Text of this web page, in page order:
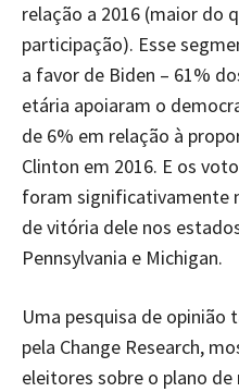
relação a 2016 (maior do
participação). Esse
a favor de Biden – 61%
etária apoiaram o
de 6% em relação à
Clinton em 2016. E os
foram significativamente
de vitória dele nos
Pennsylvania e Michigan.
Uma pesquisa de opinião
pela Change Research,
eleitores sobre o plano